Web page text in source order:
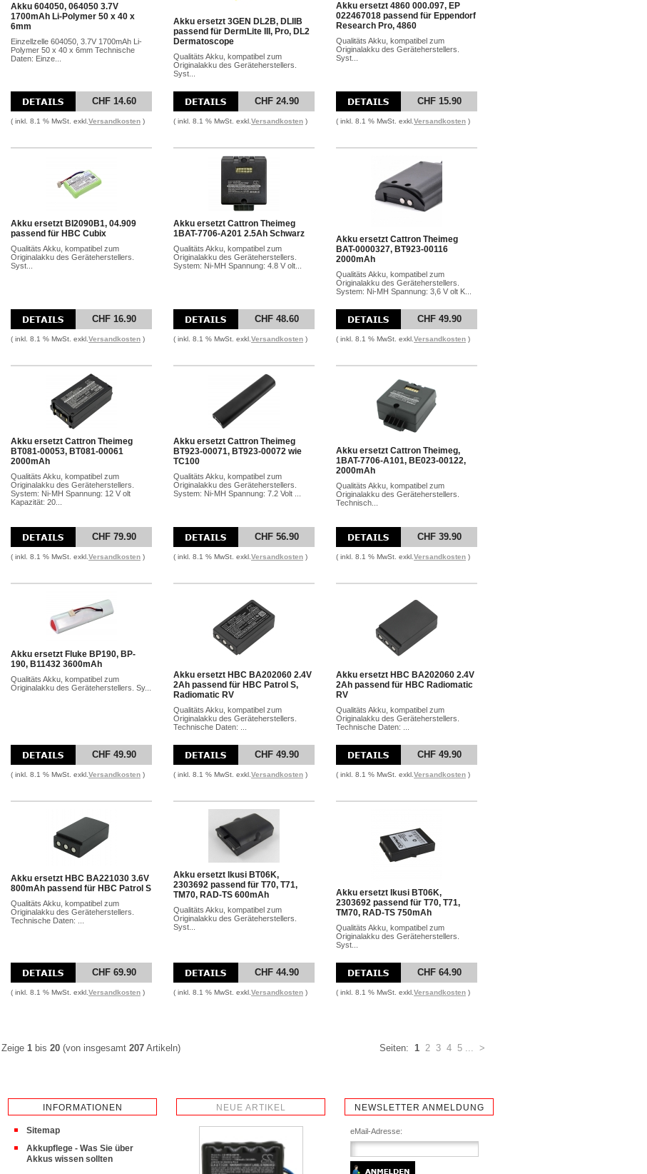
Akku 604050, 064050 3.7V
1700mAh Li-Polymer 50 x 40 x
6mm
Einzellzelle 604050, 3.7V 1700mAh Li-
Polymer 50 x 40 x 6mm Technische
Daten: Einze...
CHF 14.60
( inkl. 8.1 % MwSt. exkl. Versandkosten )
Akku ersetzt 3GEN DL2B, DLIIB
passend für DermLite III, Pro, DL2
Dermatoscope
Qualitäts Akku, kompatibel zum
Originalakku des Geräteherstellers.
Syst...
CHF 24.90
( inkl. 8.1 % MwSt. exkl. Versandkosten )
Akku ersetzt 4860 000.097, EP
022467018 passend für Eppendorf
Research Pro, 4860
Qualitäts Akku, kompatibel zum
Originalakku des Geräteherstellers.
Syst...
CHF 15.90
( inkl. 8.1 % MwSt. exkl. Versandkosten )
Akku ersetzt BI2090B1, 04.909
passend für HBC Cubix
Qualitäts Akku, kompatibel zum
Originalakku des Geräteherstellers.
Syst...
CHF 16.90
( inkl. 8.1 % MwSt. exkl. Versandkosten )
Akku ersetzt Cattron Theimeg
1BAT-7706-A201 2.5Ah Schwarz
Qualitäts Akku, kompatibel zum
Originalakku des Geräteherstellers.
System: Ni-MH Spannung: 4.8 V olt...
CHF 48.60
( inkl. 8.1 % MwSt. exkl. Versandkosten )
Akku ersetzt Cattron Theimeg
BAT-0000327, BT923-00116
2000mAh
Qualitäts Akku, kompatibel zum
Originalakku des Geräteherstellers.
System: Ni-MH Spannung: 3,6 V olt K...
CHF 49.90
( inkl. 8.1 % MwSt. exkl. Versandkosten )
Akku ersetzt Cattron Theimeg
BT081-00053, BT081-00061
2000mAh
Qualitäts Akku, kompatibel zum
Originalakku des Geräteherstellers.
System: Ni-MH Spannung: 12 V olt
Kapazität: 20...
CHF 79.90
( inkl. 8.1 % MwSt. exkl. Versandkosten )
Akku ersetzt Cattron Theimeg
BT923-00071, BT923-00072 wie
TC100
Qualitäts Akku, kompatibel zum
Originalakku des Geräteherstellers.
System: Ni-MH Spannung: 7.2 Volt ...
CHF 56.90
( inkl. 8.1 % MwSt. exkl. Versandkosten )
Akku ersetzt Cattron Theimeg,
1BAT-7706-A101, BE023-00122,
2000mAh
Qualitäts Akku, kompatibel zum
Originalakku des Geräteherstellers.
Technisch...
CHF 39.90
( inkl. 8.1 % MwSt. exkl. Versandkosten )
Akku ersetzt Fluke BP190, BP-
190, B11432 3600mAh
Qualitäts Akku, kompatibel zum
Originalakku des Geräteherstellers. Sy...
CHF 49.90
( inkl. 8.1 % MwSt. exkl. Versandkosten )
Akku ersetzt HBC BA202060 2.4V
2Ah passend für HBC Patrol S,
Radiomatic RV
Qualitäts Akku, kompatibel zum
Originalakku des Geräteherstellers.
Technische Daten: ...
CHF 49.90
( inkl. 8.1 % MwSt. exkl. Versandkosten )
Akku ersetzt HBC BA202060 2.4V
2Ah passend für HBC Radiomatic
RV
Qualitäts Akku, kompatibel zum
Originalakku des Geräteherstellers.
Technische Daten: ...
CHF 49.90
( inkl. 8.1 % MwSt. exkl. Versandkosten )
Akku ersetzt HBC BA221030 3.6V
800mAh passend für HBC Patrol S
Qualitäts Akku, kompatibel zum
Originalakku des Geräteherstellers.
Technische Daten: ...
CHF 69.90
( inkl. 8.1 % MwSt. exkl. Versandkosten )
Akku ersetzt Ikusi BT06K,
2303692 passend für T70, T71,
TM70, RAD-TS 600mAh
Qualitäts Akku, kompatibel zum
Originalakku des Geräteherstellers.
Syst...
CHF 44.90
( inkl. 8.1 % MwSt. exkl. Versandkosten )
Akku ersetzt Ikusi BT06K,
2303692 passend für T70, T71,
TM70, RAD-TS 750mAh
Qualitäts Akku, kompatibel zum
Originalakku des Geräteherstellers.
Syst...
CHF 64.90
( inkl. 8.1 % MwSt. exkl. Versandkosten )
Zeige 1 bis 20 (von insgesamt 207 Artikeln) Seiten: 1 2 3 4 5 ... >
INFORMATIONEN
Sitemap
Akkupflege - Was Sie über
Akkus wissen sollten
NEUE ARTIKEL NEWSLETTER ANMELDUNG
eMail-Adresse: